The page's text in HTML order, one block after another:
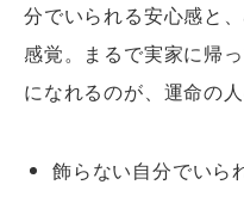
分でいられる安心感と
感覚。まるで実家に帰
になれるのが、運命の
飾らない自分でいら